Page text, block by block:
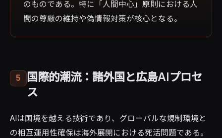
のものである。特に「人間中心」原則における人
間の尊厳の維持や偽情報対策が核心となる。
5 国際的潮流：諸外国と広島AIプロセ
ス
AIは国境を越える技術であり、グローバルな規制環境と
の相互運用性確保は海外展開における死活問題である。